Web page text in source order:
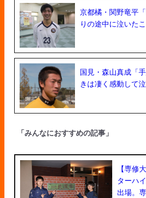
京都橘・関野竜平
りの途中に泣いた
国見・森山真成「
きは凄く感動して
「みんなにおすすめの記事」
【専修
ターハ
出場。